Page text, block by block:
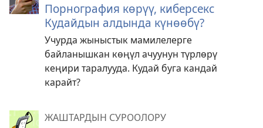
Порнография көрүү, киберсекс
Кудайдын алдында күнөөбү?
Учурда жыныстык мамилелерге
байланышкан көңүл ачуунун түрлөрү
кеңири таралууда. Кудай буга кандай
карайт?
ЖАШТАРДЫН СУРООЛОРУ